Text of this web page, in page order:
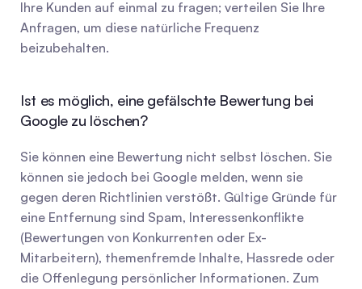
Ihre Kunden auf einmal zu fragen; verteilen Sie Ihre
Anfragen, um diese natürliche Frequenz
beizubehalten.
Ist es möglich, eine gefälschte Bewertung bei
Google zu löschen?
Sie können eine Bewertung nicht selbst löschen. Sie
können sie jedoch bei Google melden, wenn sie
gegen deren Richtlinien verstößt. Gültige Gründe für
eine Entfernung sind Spam, Interessenkonflikte
(Bewertungen von Konkurrenten oder Ex-
Mitarbeitern), themenfremde Inhalte, Hassrede oder
die Offenlegung persönlicher Informationen. Zum